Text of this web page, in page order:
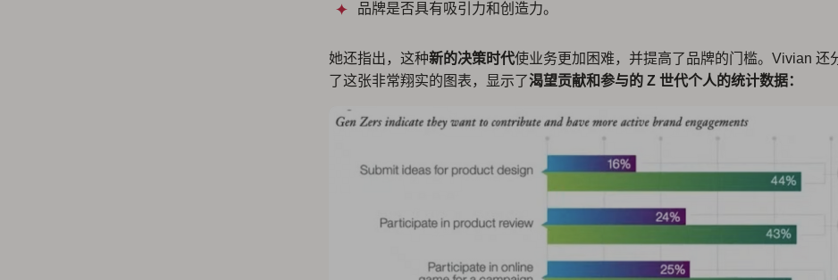
品牌是否具有吸引力和创造力。
她还指出，这种新的决策时代使业务更加困难，并提高了品牌的门槛。Vivian 还
了这张非常翔实的图表，显示了渴望贡献和参与的 Z 世代个人的统计数据：